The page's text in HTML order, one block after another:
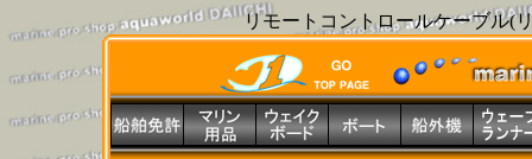
リモートコントロールケーブル(